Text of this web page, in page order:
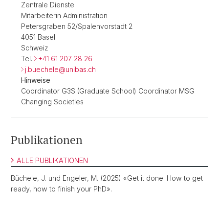
Zentrale Dienste
Mitarbeiterin Administration
Petersgraben 52/Spalenvorstadt 2
4051 Basel
Schweiz
Tel.
+41 61 207 28 26
j.buechele@unibas.ch
Hinweise
Coordinator G3S (Graduate School) Coordinator MSG
Changing Societies
Publikationen
ALLE PUBLIKATIONEN
Büchele, J. und Engeler, M. (2025) «Get it done. How to get
ready, how to finish your PhD».